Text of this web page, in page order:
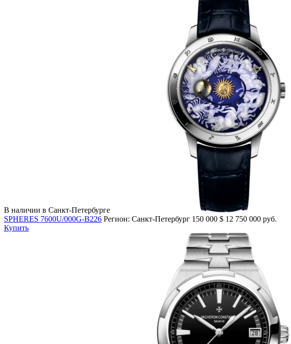
В наличии в Санкт-Петербурге
SPHERES 7600U/000G-B226 Регион: Санкт-Петербург 150 000 $ 12 750 000 руб.
Купить